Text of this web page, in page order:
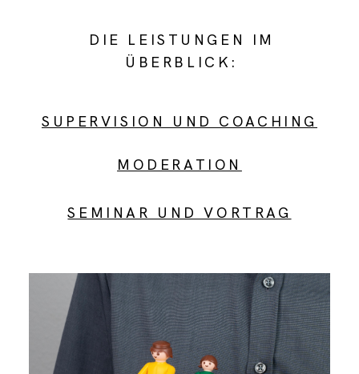
DIE LEISTUNGEN IM
ÜBERBLICK:
SUPERVISION UND COACHING
MODERATION
SEMINAR UND VORTRAG